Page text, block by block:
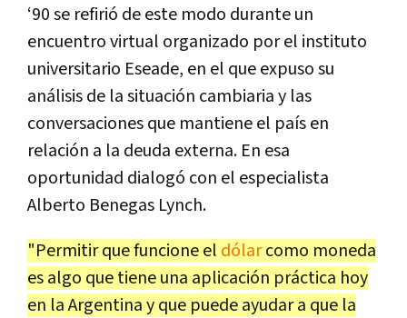
‘90 se refirió de este modo durante un
encuentro virtual organizado por el instituto
universitario Eseade, en el que expuso su
análisis de la situación cambiaria y las
conversaciones que mantiene el país en
relación a la deuda externa. En esa
oportunidad dialogó con el especialista
Alberto Benegas Lynch.
"Permitir que funcione el dólarcomo moneda
es algo que tiene una aplicación práctica hoy
en la Argentina y que puede ayudar a que la